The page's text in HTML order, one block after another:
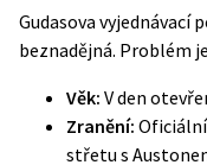
Gudasova vyjednávací
beznadějná. Problém
Věk: V den
Zranění:
střetu s